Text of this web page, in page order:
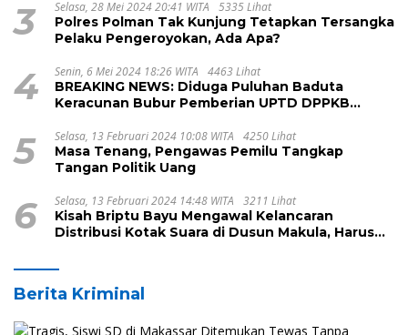
3 Selasa, 28 Mei 2024 20:41 WITA 5335 Lihat
Polres Polman Tak Kunjung Tetapkan Tersangka
Pelaku Pengeroyokan, Ada Apa?
4 Senin, 6 Mei 2024 18:26 WITA 4463 Lihat
BREAKING NEWS: Diduga Puluhan Baduta
Keracunan Bubur Pemberian UPTD DPPKB
5 Selasa, 13 Februari 2024 10:08 WITA 4250 Lihat
Masa Tenang, Pengawas Pemilu Tangkap
Tangan Politik Uang
6 Selasa, 13 Februari 2024 14:48 WITA 3211 Lihat
Kisah Briptu Bayu Mengawal Kelancaran
Distribusi Kotak Suara di Dusun Makula, Harus
Berita Kriminal